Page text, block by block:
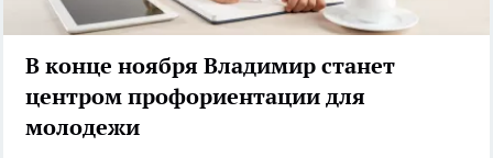
В конце ноября Владимир станет
центром профориентации для
молодежи